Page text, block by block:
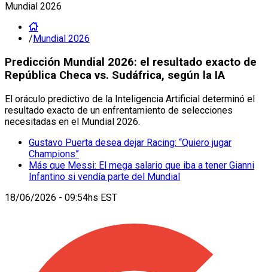
Mundial 2026
/ Mundial 2026
Predicción Mundial 2026: el resultado exacto de
República Checa vs. Sudáfrica, según la IA
El oráculo predictivo de la Inteligencia Artificial determinó el
resultado exacto de un enfrentamiento de selecciones
necesitadas en el Mundial 2026.
Gustavo Puerta desea dejar Racing: “Quiero jugar
Champions”
Más que Messi: El mega salario que iba a tener Gianni
Infantino si vendía parte del Mundial
18/06/2026 - 09:54hs EST